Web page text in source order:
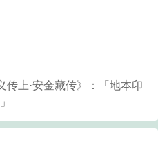
传上·安金藏传》：「地本卬